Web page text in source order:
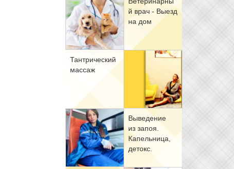
й врач - Вы­езд
на дом
Тан­три­че­ский
мас­саж
Вы­ве­де­ние
из за­поя.
Ка­пель­ни­ца,
де­токс.